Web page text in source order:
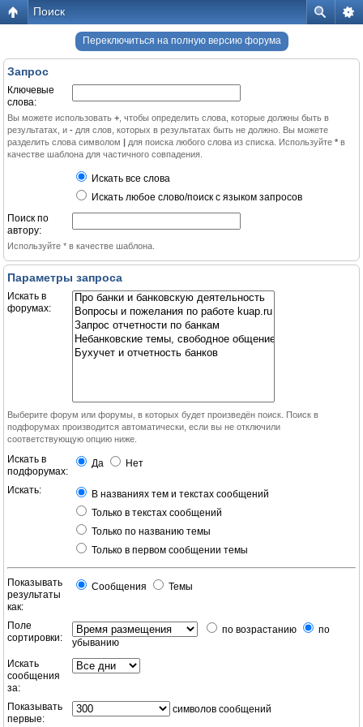
Поиск
Переключиться на полную версию форума
Запрос
Ключевые
слова:
Вы можете использовать + , чтобы определить слова, которые должны быть в
результатах, и - для слов, которых в результатах быть не должно. Вы можете
разделить слова символом | для поиска любого слова из списка. Используйте * в
качестве шаблона для частичного совпадения.
Искать все слова
Искать любое слово/поиск с языком запросов
Поиск по
автору:
Используйте * в качестве шаблона.
Параметры запроса
Искать в
форумах:
Выберите форум или форумы, в которых будет произведён поиск. Поиск в
подфорумах производится автоматически, если вы не отключили
соответствующую опцию ниже.
Искать в
подфорумах:
Да Нет
Искать:
В названиях тем и текстах сообщений
Только в текстах сообщений
Только по названию темы
Только в первом сообщении темы
Показывать
результаты
как:
Сообщения Темы
Поле
сортировки:
по возрастанию
по
убыванию
Искать
сообщения
за:
Показывать
первые:
символов сообщений